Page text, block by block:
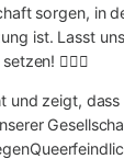
sorgen, in
ist. Lasst
🏳️‍🌈💪
und zeigt, dass